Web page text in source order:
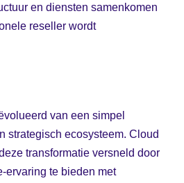
en diensten samenkomen
reseller wordt
van een simpel
strategisch ecosysteem. Cloud
transformatie versneld door
ervaring te bieden met